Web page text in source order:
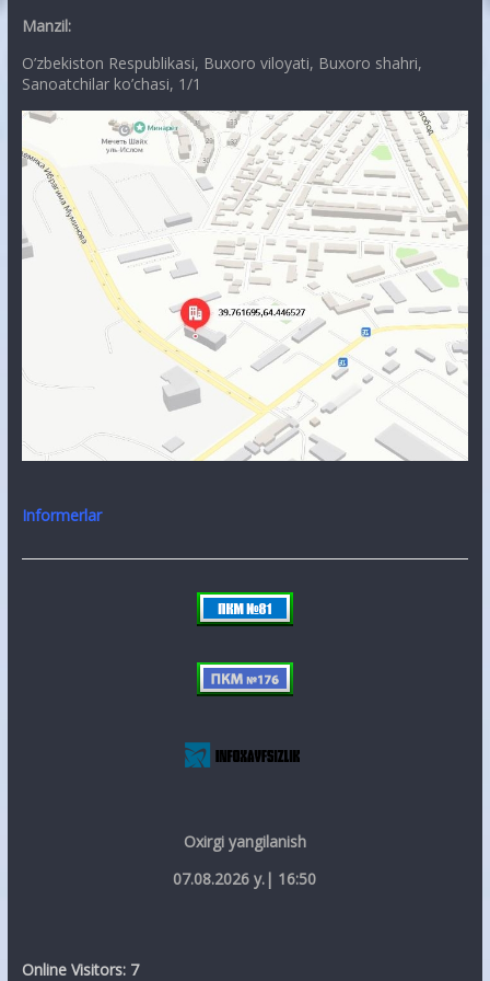
Manzil:
O’zbekiston Respublikasi, Buxoro viloyati, Buxoro shahri,
Sanoatchilar ko’chasi, 1/1
Informerlar
Oxirgi yangilanish
07.08.2026 y.| 16:50
Online Visitors: 7